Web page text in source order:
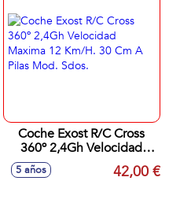
Coche Exost R/C Cross
360º 2,4Gh Velocidad
Maxima 12 Km/H. 30 Cm
A Pilas Mod. Sdos.
5 años 42,00 €